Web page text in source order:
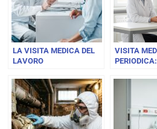
LA VISITA MEDICA DEL
LAVORO
VISITA